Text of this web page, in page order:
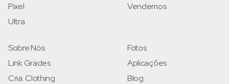
Pixel
Ultra
Vendemos
Sobre Nós
Link Grades
Cria. Clothing
Fotos
Aplicações
Blog